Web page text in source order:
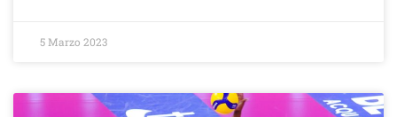
5 Marzo 2023